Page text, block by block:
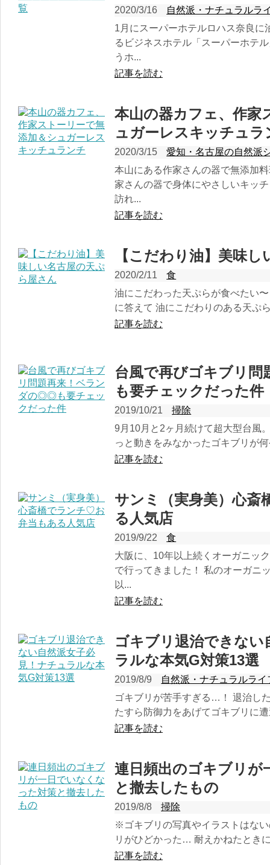
2020/3/16
自然派・ナチュラルラ
1月にスーパーホテルロハス奈良に
るビジネスホテル「スーパーホテ
うホ...
記事を読む
本山の器カフェ、作家
ュガーレスキッチュラ
2020/3/15
愛知・名古屋の自然派
本山にある作家さんの器で無添加
家さんの器で身体にやさしいキッ
訪れ...
記事を読む
【こだわり油】美味
2020/2/11
食
油にこだわった天ぷらが食べたい
に答えて 油にこだわりのある天ぷ
記事を読む
台風で再びゴキブリ
も要チェックだった件
2019/10/21
掃除
9月10月と2ヶ月続けて超大型台風
っと動きをみなかったゴキブリが
記事を読む
サンミ（実身美）心
る人気店
2019/9/22
食
大阪に、10年以上続くオーガニッ
で行ってきました！ 私のオーガニ
以...
記事を読む
ゴキブリ退治できない
ラルな本気G対策13選
2019/8/9
自然派・ナチュラルライ
ゴキブリが苦手すぎる…！ 退治し
たすら防御力をあげてゴキブリに
記事を読む
連日頻出のゴキブリが
と撤去したもの
2019/8/8
掃除
※ゴキブリの写真やイラストはな
リがひどかった… 耐えかねたとき
記事を読む